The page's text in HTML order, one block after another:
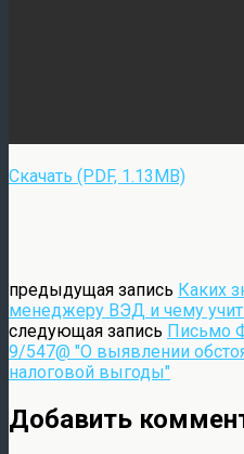
Скачать (PDF, 1.13MB)
предыдущая запись Каких
менеджеру ВЭД и чему
следующая запись Письмо
9/547@ "О выявлении
налоговой выгоды"
Добавить